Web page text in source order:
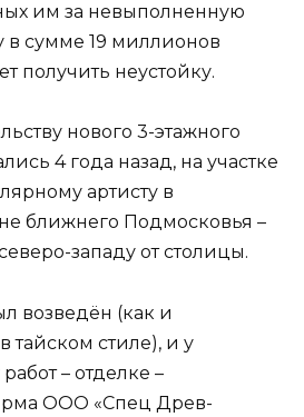
им за невыполненную
в сумме 19 миллионов
получить неустойку.
нового 3-этажного
4 года назад, на участке
артисту в
ближнего Подмосковья –
западу от столицы.
возведён (как и
тайском стиле), и у
– отделке –
ООО «Спец Древ-